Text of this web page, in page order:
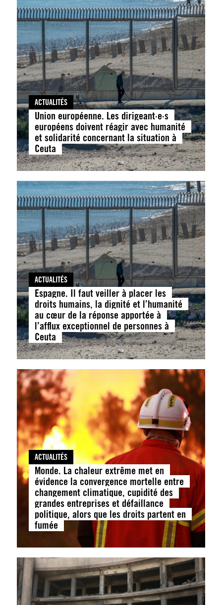
ACTUALITÉS
Union européenne. Les dirigeant·e·s
européens doivent réagir avec humanité
et solidarité concernant la situation à
Ceuta
ACTUALITÉS
Espagne. Il faut veiller à placer les
droits humains, la dignité et l’humanité
au cœur de la réponse apportée à
l’afflux exceptionnel de personnes à
Ceuta
ACTUALITÉS
Monde. La chaleur extrême met en
évidence la convergence mortelle entre
changement climatique, cupidité des
grandes entreprises et défaillance
politique, alors que les droits partent en
fumée